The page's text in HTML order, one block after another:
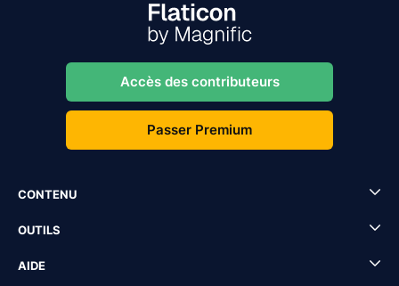
Accès des contributeurs
Passer Premium
CONTENU
OUTILS
AIDE